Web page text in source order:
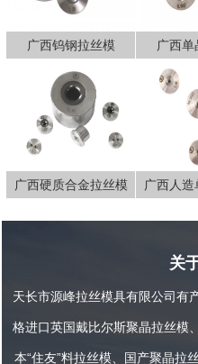
广西钨钢拉丝模 广西
广西硬质合金拉丝模
广西人
关
天长市源峰拉丝模具有限公司有
格进口英国戴比尔斯聚晶拉丝模
本“住友”料拉丝模、国产聚晶拉